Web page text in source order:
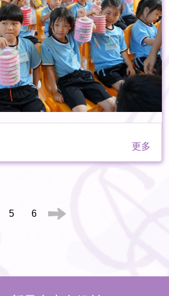
更多
5 6